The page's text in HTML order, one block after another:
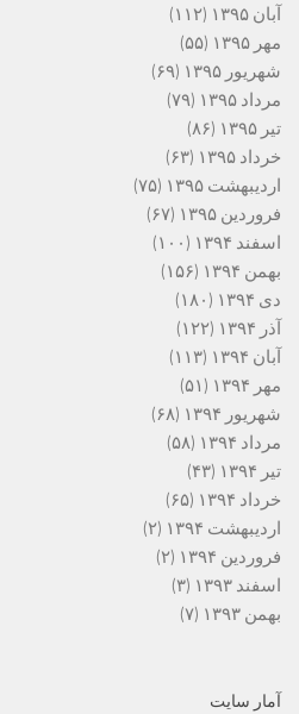
آبان ۱۳۹۵
(۱۱۲)
مهر ۱۳۹۵
(۵۵)
شهریور ۱۳۹۵
(۶۹)
مرداد ۱۳۹۵
(۷۹)
تیر ۱۳۹۵
(۸۶)
خرداد ۱۳۹۵
(۶۳)
اردیبهشت ۱۳۹۵
(۷۵)
فروردین ۱۳۹۵
(۶۷)
اسفند ۱۳۹۴
(۱۰۰)
بهمن ۱۳۹۴
(۱۵۶)
دی ۱۳۹۴
(۱۸۰)
آذر ۱۳۹۴
(۱۲۲)
آبان ۱۳۹۴
(۱۱۳)
مهر ۱۳۹۴
(۵۱)
شهریور ۱۳۹۴
(۶۸)
مرداد ۱۳۹۴
(۵۸)
تیر ۱۳۹۴
(۴۳)
خرداد ۱۳۹۴
(۶۵)
اردیبهشت ۱۳۹۴
(۲)
فروردین ۱۳۹۴
(۲)
اسفند ۱۳۹۳
(۳)
بهمن ۱۳۹۳
(۷)
آمار سایت